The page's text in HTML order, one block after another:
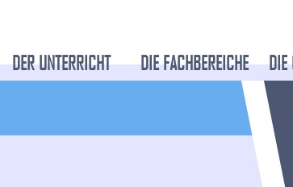
DER UNTERRICHT DIE FACHBEREICHE DIE